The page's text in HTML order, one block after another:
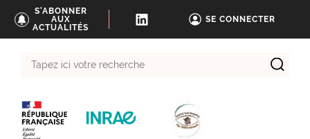
S'ABONNER
AUX
ACTUALITÉS
SE CONNECTER